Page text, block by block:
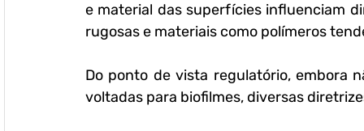
e material das superfícies influenciam
rugosas e materiais como polímeros
Do ponto de vista regulatório, embora
voltadas para biofilmes, diversas